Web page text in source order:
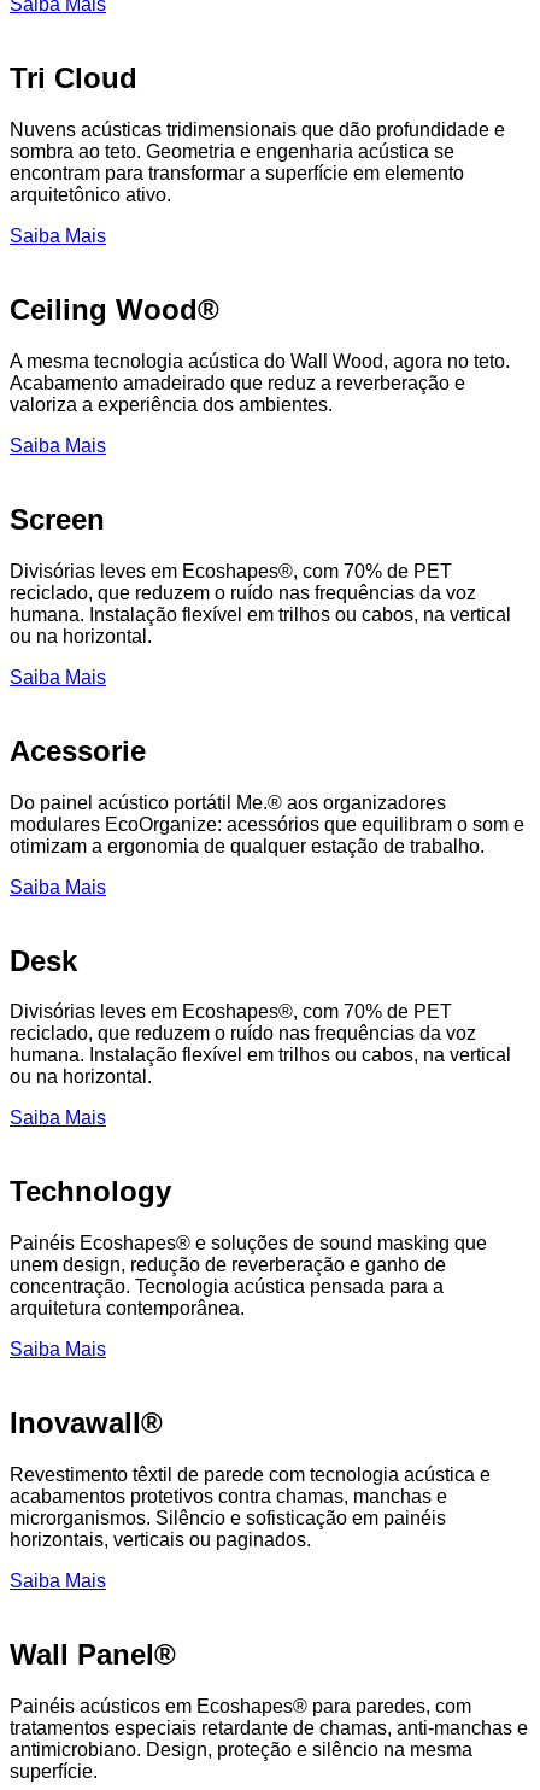
Saiba Mais
Tri Cloud
Nuvens acústicas tridimensionais que dão profundidade e
sombra ao teto. Geometria e engenharia acústica se
encontram para transformar a superfície em elemento
arquitetônico ativo.
Saiba Mais
Ceiling Wood®
A mesma tecnologia acústica do Wall Wood, agora no teto.
Acabamento amadeirado que reduz a reverberação e
valoriza a experiência dos ambientes.
Saiba Mais
Screen
Divisórias leves em Ecoshapes®, com 70% de PET
reciclado, que reduzem o ruído nas frequências da voz
humana. Instalação flexível em trilhos ou cabos, na vertical
ou na horizontal.
Saiba Mais
Acessorie
Do painel acústico portátil Me.® aos organizadores
modulares EcoOrganize: acessórios que equilibram o som e
otimizam a ergonomia de qualquer estação de trabalho.
Saiba Mais
Desk
Divisórias leves em Ecoshapes®, com 70% de PET
reciclado, que reduzem o ruído nas frequências da voz
humana. Instalação flexível em trilhos ou cabos, na vertical
ou na horizontal.
Saiba Mais
Technology
Painéis Ecoshapes® e soluções de sound masking que
unem design, redução de reverberação e ganho de
concentração. Tecnologia acústica pensada para a
arquitetura contemporânea.
Saiba Mais
Inovawall®
Revestimento têxtil de parede com tecnologia acústica e
acabamentos protetivos contra chamas, manchas e
microrganismos. Silêncio e sofisticação em painéis
horizontais, verticais ou paginados.
Saiba Mais
Wall Panel®
Painéis acústicos em Ecoshapes® para paredes, com
tratamentos especiais retardante de chamas, anti-manchas e
antimicrobiano. Design, proteção e silêncio na mesma
superfície.